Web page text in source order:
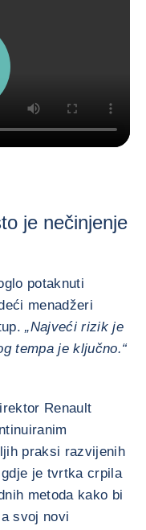
je nečinjenje
potaknuti
menadžeri
„Najveći rizik je
tempa je ključno.“
Renault
praksi razvijenih
je tvrtka crpila
metoda kako bi
svoj novi